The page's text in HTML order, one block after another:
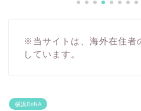
※当サイトは、海外在住者
しています。
横浜DeNA